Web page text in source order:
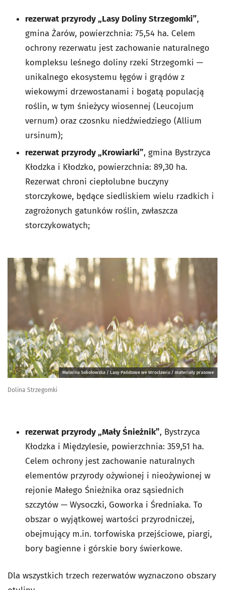
rezerwat przyrody „Lasy Doliny Strzegomki”,
gmina Żarów, powierzchnia: 75,54 ha. Celem
ochrony rezerwatu jest zachowanie naturalnego
kompleksu leśnego doliny rzeki Strzegomki —
unikalnego ekosystemu łęgów i grądów z
wiekowymi drzewostanami i bogatą populacją
roślin, w tym śnieżycy wiosennej (Leucojum
vernum) oraz czosnku niedźwiedziego (Allium
ursinum);
rezerwat przyrody „Krowiarki”, gmina Bystrzyca
Kłodzka i Kłodzko, powierzchnia: 89,30 ha.
Rezerwat chroni ciepłolubne buczyny
storczykowe, będące siedliskiem wielu rzadkich i
zagrożonych gatunków roślin, zwłaszcza
storczykowatych;
Malwina Sokołowska / Lasy Państowe we Wrocławiu / materiały prasowe
Dolina Strzegomki
rezerwat przyrody „Mały Śnieżnik”, Bystrzyca
Kłodzka i Międzylesie, powierzchnia: 359,51 ha.
Celem ochrony jest zachowanie naturalnych
elementów przyrody ożywionej i nieożywionej w
rejonie Małego Śnieżnika oraz sąsiednich
szczytów — Wysoczki, Goworka i Średniaka. To
obszar o wyjątkowej wartości przyrodniczej,
obejmujący m.in. torfowiska przejściowe, piargi,
bory bagienne i górskie bory świerkowe.
Dla wszystkich trzech rezerwatów wyznaczono obszary